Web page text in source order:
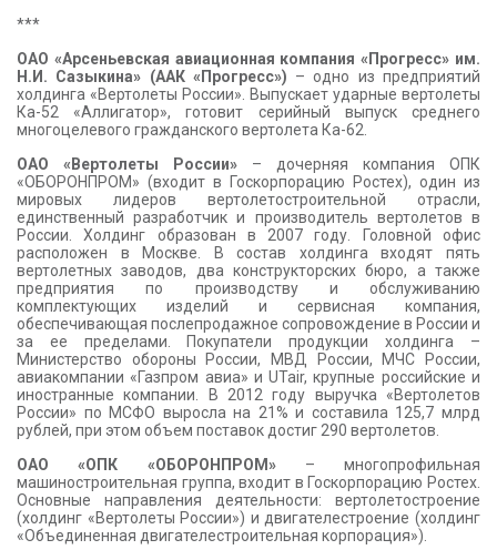
***
ОАО «Арсеньевская авиационная компания «Прогресс» им.
Н.И. Сазыкина» (ААК «Прогресс») – одно из предприятий
холдинга «Вертолеты России». Выпускает ударные вертолеты
Ка-52 «Аллигатор», готовит серийный выпуск среднего
многоцелевого гражданского вертолета Ка-62.
ОАО «Вертолеты России» – дочерняя компания ОПК
«ОБОРОНПРОМ» (входит в Госкорпорацию Ростех), один из
мировых лидеров вертолетостроительной отрасли,
единственный разработчик и производитель вертолетов в
России. Холдинг образован в 2007 году. Головной офис
расположен в Москве. В состав холдинга входят пять
вертолетных заводов, два конструкторских бюро, а также
предприятия по производству и обслуживанию
комплектующих изделий и сервисная компания,
обеспечивающая послепродажное сопровождение в России и
за ее пределами. Покупатели продукции холдинга –
Министерство обороны России, МВД России, МЧС России,
авиакомпании «Газпром авиа» и UTair, крупные российские и
иностранные компании. В 2012 году выручка «Вертолетов
России» по МСФО выросла на 21% и составила 125,7 млрд
рублей, при этом объем поставок достиг 290 вертолетов.
ОАО «ОПК «ОБОРОНПРОМ» – многопрофильная
машиностроительная группа, входит в Госкорпорацию Ростех.
Основные направления деятельности: вертолетостроение
(холдинг «Вертолеты России») и двигателестроение (холдинг
«Объединенная двигателестроительная корпорация»).